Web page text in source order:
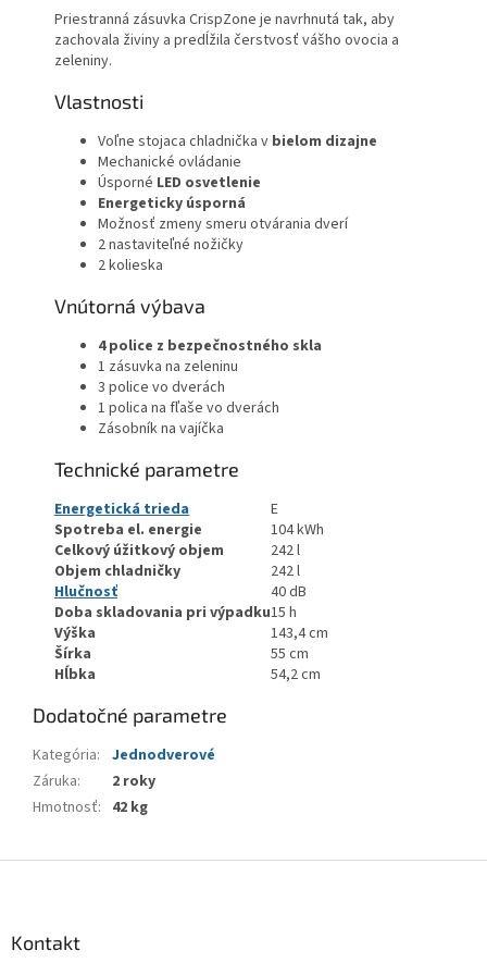
Priestranná zásuvka CrispZone je navrhnutá tak, aby
zachovala živiny a predĺžila čerstvosť vášho ovocia a
zeleniny.
Vlastnosti
Voľne stojaca chladnička v bielom dizajne
Mechanické ovládanie
Úsporné LED osvetlenie
Energeticky úsporná
Možnosť zmeny smeru otvárania dverí
2 nastaviteľné nožičky
2 kolieska
Vnútorná výbava
4 police z bezpečnostného skla
1 zásuvka na zeleninu
3 police vo dverách
1 polica na fľaše vo dverách
Zásobník na vajíčka
Technické parametre
Energetická trieda
E
Spotreba el. energie
104 kWh
Celkový úžitkový objem
242 l
Objem chladničky
242 l
Hlučnosť
40 dB
Doba skladovania pri výpadku15 h
Výška
143,4 cm
Šírka
55 cm
Hĺbka
54,2 cm
Dodatočné parametre
Kategória: Jednodverové
Záruka:
2 roky
Hmotnosť: 42 kg
Kontakt